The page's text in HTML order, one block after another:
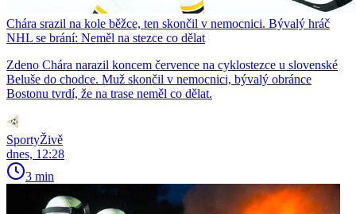
Chára srazil na kole běžce, ten skončil v nemocnici. Bývalý hráč
NHL se brání: Neměl na stezce co dělat
Zdeno Chára narazil koncem července na cyklostezce u slovenské
Beluše do chodce. Muž skončil v nemocnici, bývalý obránce
Bostonu tvrdí, že na trase neměl co dělat.
SportyŽivě
dnes, 12:28
3 min